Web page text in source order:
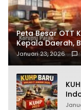
Peta Besar OTT
Kepala Daerah,
Terbongkar
Januari 23, 2026